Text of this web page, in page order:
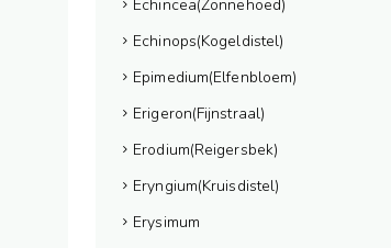
Echincea(Zonnehoed)
Echinops(Kogeldistel)
Epimedium(Elfenbloem)
Erigeron(Fijnstraal)
Erodium(Reigersbek)
Eryngium(Kruisdistel)
Erysimum